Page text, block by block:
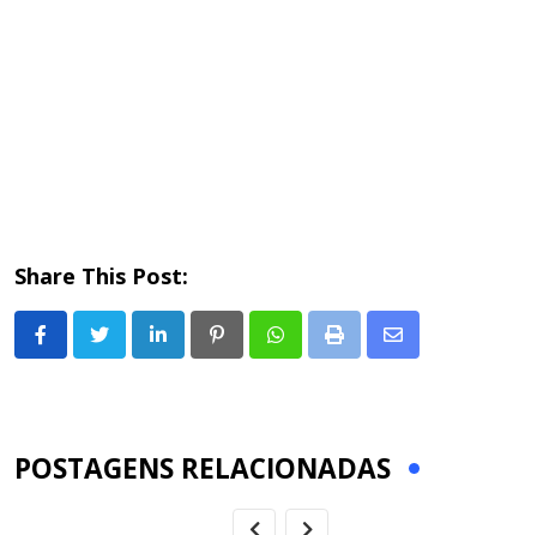
Share This Post:
LinkedIn PinterestWhatsappPrint
Share
POSTAGENS RELACIONADAS